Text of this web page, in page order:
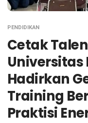
PENDIDIKAN
Cetak
Hadirkan
Training
Praktisi